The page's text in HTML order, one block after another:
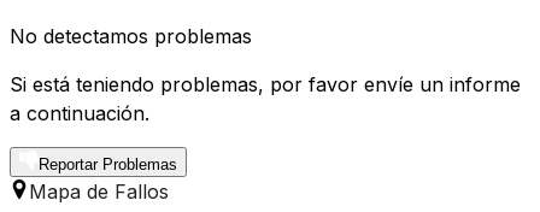
No detectamos problemas
Si está teniendo problemas, por favor envíe un informe
a continuación.
Reportar Problemas
Mapa de Fallos